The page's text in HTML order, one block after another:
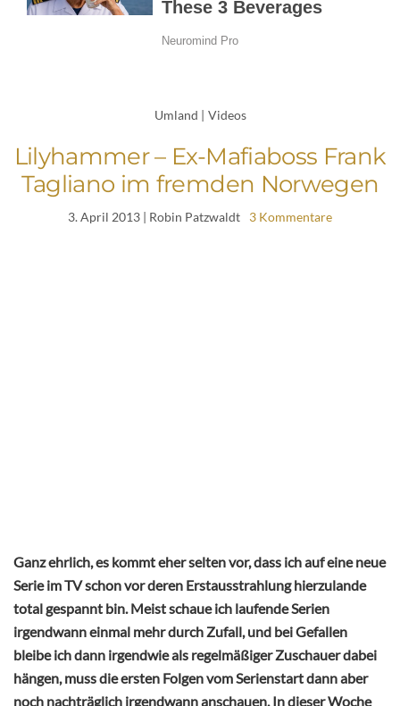
Umland | Videos
Lilyhammer – Ex-Mafiaboss Frank
Tagliano im fremden Norwegen
3. April 2013 | Robin Patzwaldt 3 Kommentare
Ganz ehrlich, es kommt eher selten vor, dass ich auf eine neue
Serie im TV schon vor deren Erstausstrahlung hierzulande
total gespannt bin. Meist schaue ich laufende Serien
irgendwann einmal mehr durch Zufall, und bei Gefallen
bleibe ich dann irgendwie als regelmäßiger Zuschauer dabei
hängen, muss die ersten Folgen vom Serienstart dann aber
noch nachträglich irgendwann anschauen. In dieser Woche